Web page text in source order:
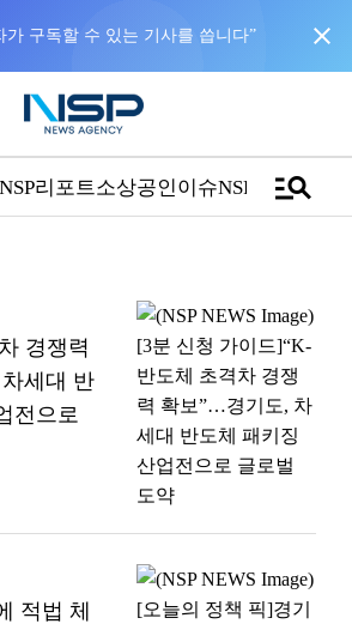
가 구독할 수 있는 기사를 씁니다” close
NSP리포트소상공인이슈NSPTVmanage_search
경쟁력
세대 반
전으로
적법 체